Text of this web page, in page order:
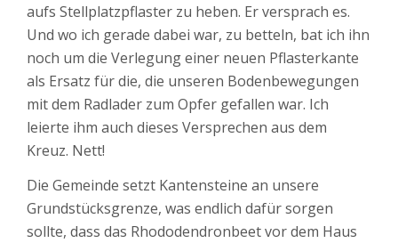
aufs Stellplatzpflaster zu heben. Er versprach es.
Und wo ich gerade dabei war, zu betteln, bat ich ihn
noch um die Verlegung einer neuen Pflasterkante
als Ersatz für die, die unseren Bodenbewegungen
mit dem Radlader zum Opfer gefallen war. Ich
leierte ihm auch dieses Versprechen aus dem
Kreuz. Nett!
Die Gemeinde setzt Kantensteine an unsere
Grundstücksgrenze, was endlich dafür sorgen
sollte, dass das Rhododendronbeet vor dem Haus